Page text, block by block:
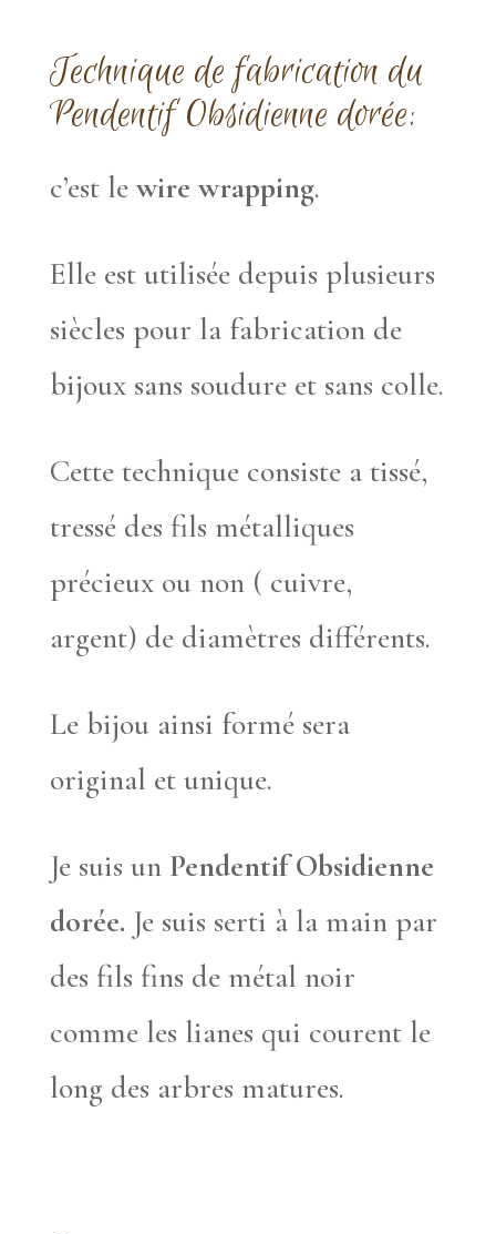
Technique de fabrication du
Pendentif Obsidienne dorée:
c’est le wire wrapping.
Elle est utilisée depuis plusieurs
siècles pour la fabrication de
bijoux sans soudure et sans colle.
Cette technique consiste a tissé,
tressé des fils métalliques
précieux ou non ( cuivre,
argent) de diamètres différents.
Le bijou ainsi formé sera
original et unique.
Je suis un Pendentif Obsidienne
dorée. Je suis serti à la main par
des fils fins de métal noir
comme les lianes qui courent le
long des arbres matures.